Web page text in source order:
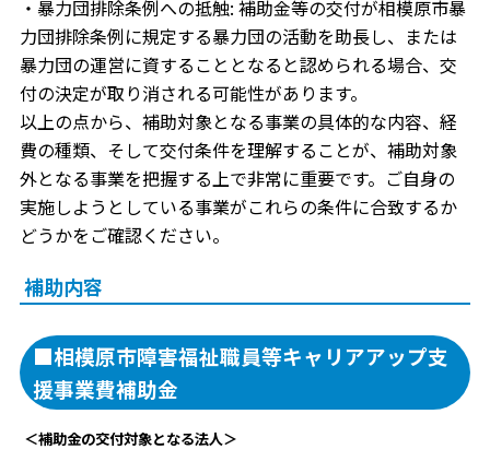
・暴力団排除条例への抵触: 補助金等の交付が相模原市暴
力団排除条例に規定する暴力団の活動を助長し、または
暴力団の運営に資することとなると認められる場合、交
付の決定が取り消される可能性があります。
以上の点から、補助対象となる事業の具体的な内容、経
費の種類、そして交付条件を理解することが、補助対象
外となる事業を把握する上で非常に重要です。ご自身の
実施しようとしている事業がこれらの条件に合致するか
どうかをご確認ください。
補助内容
■相模原市障害福祉職員等キャリアアップ支
援事業費補助金
＜補助金の交付対象となる法人＞